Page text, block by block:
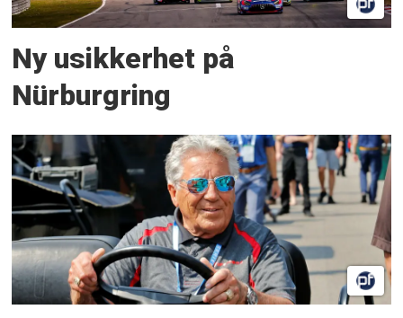
Ny usikkerhet på
Nürburgring